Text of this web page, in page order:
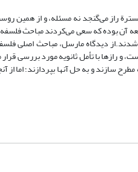
راز می‌گنجد نه مسئله، و از همین
آن بوده که سعی می‌کردند مباحث
دیدگاه مارسل، مباحث اصلی
و رازها با تأمل ثانویه مورد بررسی
سازند و به حل آنها بپردازند؛ اما